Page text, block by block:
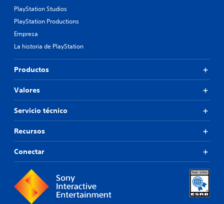
PlayStation Studios
PlayStation Productions
Empresa
La historia de PlayStation
Productos
Valores
Servicio técnico
Recursos
Conectar